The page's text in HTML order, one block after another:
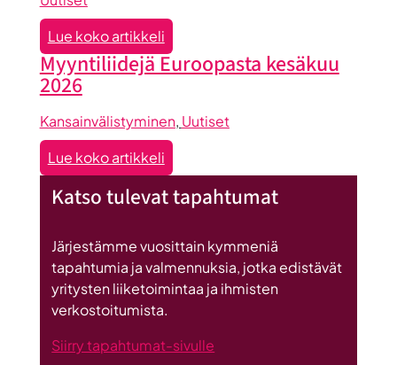
Lue koko artikkeli:
Seinäjoen
datakeskus
Britannnian
suurin
investointi
Myyntiliidejä Euroopasta kesäkuu
2026
Kansainvälistyminen, Uutiset
Lue koko artikkeli:
Myyntiliidejä
Euroopasta
2026
Katso tulevat tapahtumat
Järjestämme vuosittain kymmeniä
tapahtumia ja valmennuksia, jotka edistävät
yritysten liiketoimintaa ja ihmisten
verkostoitumista.
Siirry tapahtumat-sivulle